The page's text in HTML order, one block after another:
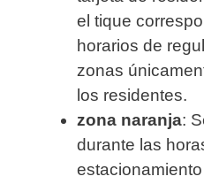
el tique
horarios de
zonas
los residentes.
zona naranja:
durante las